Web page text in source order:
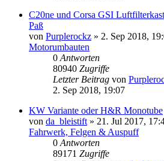
C20ne und Corsa GSI
Paß
von Purplerockz » 2. Sep 2018,
Motorumbauten
0 Antworten
80940 Zugriffe
Letzter Beitrag von
2. Sep 2018, 19:07
KW Variante oder H&R Monotube
von da_bleistift » 21. Jul 2017,
Fahrwerk, Felgen & Auspuff
0 Antworten
89171 Zugriffe